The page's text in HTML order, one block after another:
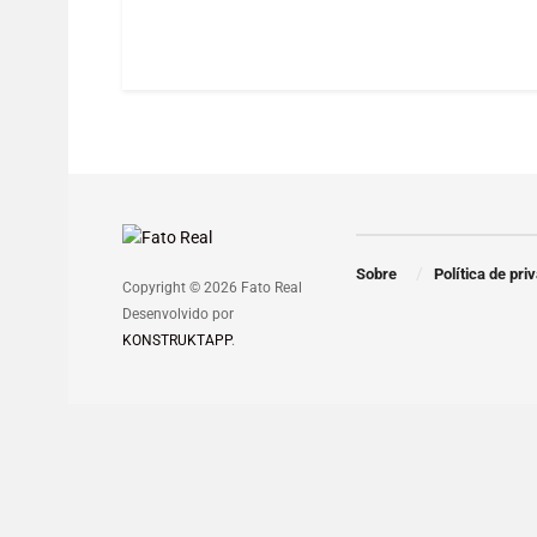
Copyright © 2026 Fato Real
Desenvolvido por
KONSTRUKTAPP.
Sobre Política de